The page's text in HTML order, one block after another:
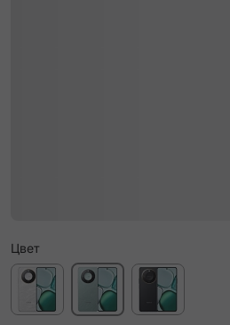
Цвет